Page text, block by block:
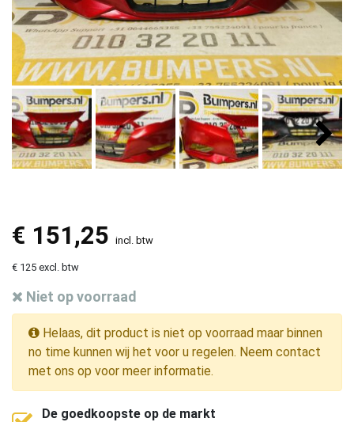
€ 151,25 incl. btw
€ 125 excl. btw
Niet op voorraad
Helaas, dit product is niet op voorraad maar binnen
no time kunnen wij het voor u regelen. Neem contact
met ons op voor meer informatie.
De goedkoopste op de markt